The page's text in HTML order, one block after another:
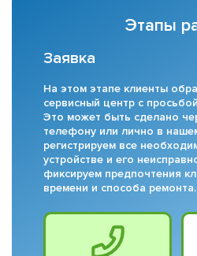
Этапы
Заявка
На этом этапе клиенты
сервисный центр с
Это может быть сделано
телефону или лично в
регистрируем все
устройстве и его
фиксируем предпочтения
времени и способа ремонта.